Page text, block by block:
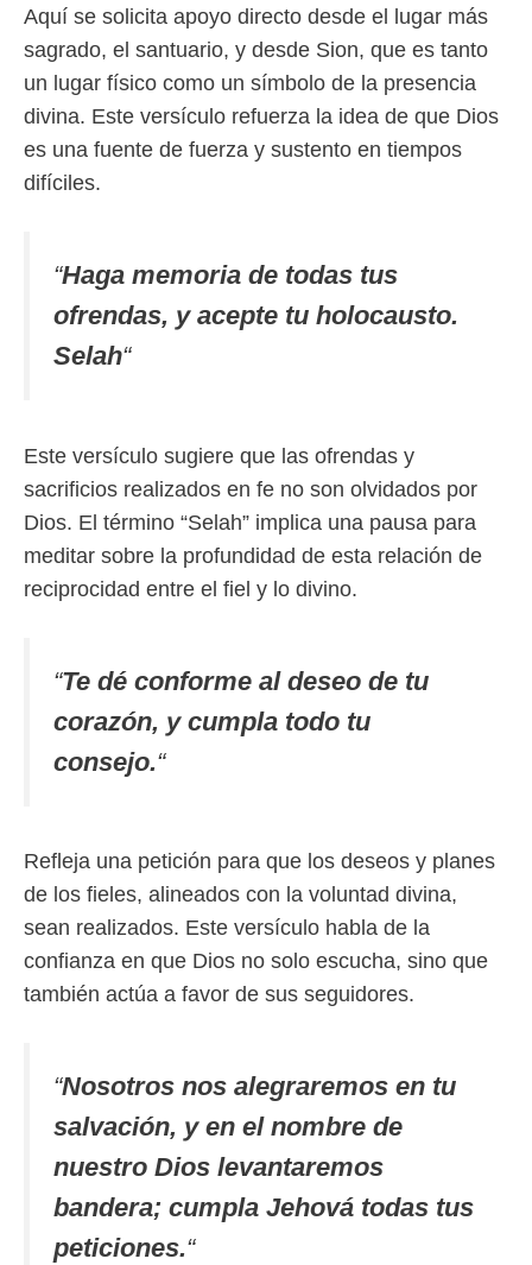
Aquí se solicita apoyo directo desde el lugar más
sagrado, el santuario, y desde Sion, que es tanto
un lugar físico como un símbolo de la presencia
divina. Este versículo refuerza la idea de que Dios
es una fuente de fuerza y sustento en tiempos
difíciles.
“Haga memoria de todas tus
ofrendas, y acepte tu holocausto.
Selah“
Este versículo sugiere que las ofrendas y
sacrificios realizados en fe no son olvidados por
Dios. El término “Selah” implica una pausa para
meditar sobre la profundidad de esta relación de
reciprocidad entre el fiel y lo divino.
“Te dé conforme al deseo de tu
corazón, y cumpla todo tu
consejo.“
Refleja una petición para que los deseos y planes
de los fieles, alineados con la voluntad divina,
sean realizados. Este versículo habla de la
confianza en que Dios no solo escucha, sino que
también actúa a favor de sus seguidores.
“Nosotros nos alegraremos en tu
salvación, y en el nombre de
nuestro Dios levantaremos
bandera; cumpla Jehová todas tus
peticiones.“